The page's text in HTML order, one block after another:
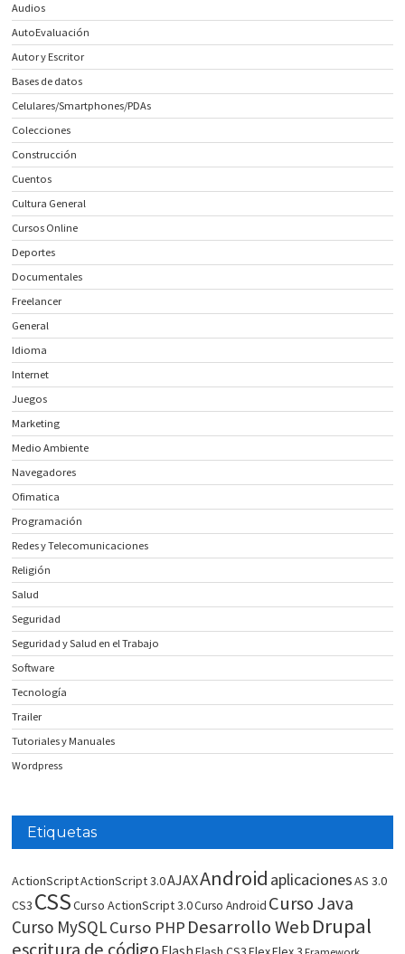
Audios
AutoEvaluación
Autor y Escritor
Bases de datos
Celulares/Smartphones/PDAs
Colecciones
Construcción
Cuentos
Cultura General
Cursos Online
Deportes
Documentales
Freelancer
General
Idioma
Internet
Juegos
Marketing
Medio Ambiente
Navegadores
Ofimatica
Programación
Redes y Telecomunicaciones
Religión
Salud
Seguridad
Seguridad y Salud en el Trabajo
Software
Tecnología
Trailer
Tutoriales y Manuales
Wordpress
Etiquetas
ActionScriptActionScript 3.0AJAXAndroid aplicacionesAS 3.0
CS3 CSSCurso ActionScript 3.0Curso Android Curso Java
Curso MySQLCurso PHP Desarrollo WebDrupal
escritura de código Flash